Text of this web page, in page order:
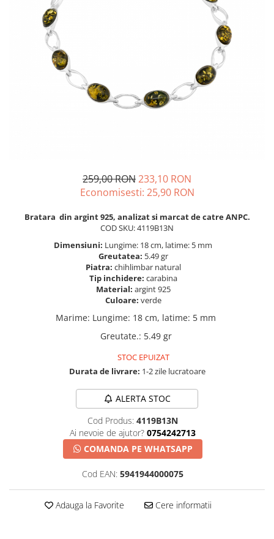
PIERCING
SETURI BIJUTERII
ACE DE CRAVATA
BRATARI PENTRU PICIOR
BRATARA TIP ROZARIU
LANTURI TIP ROZARIU
259,00 RON233,10 RON
Economisesti: 25,90 RON
Bratara din argint 925, analizat si marcat de catre ANPC.
COD SKU: 4119B13N
Dimensiuni: Lungime: 18 cm, latime: 5 mm
Greutatea: 5.49 gr
Piatra: chihlimbar natural
Tip inchidere: carabina
Material: argint 925
Culoare: verde
Marime: Lungime: 18 cm, latime: 5 mm
Greutate.: 5.49 gr
STOC EPUIZAT
Durata de livrare: 1-2 zile lucratoare
ALERTA STOC
Cod Produs: 4119B13N
Ai nevoie de ajutor? 0754242713
COMANDA PE WHATSAPP
Cod EAN: 5941944000075
Adauga la Favorite Cere informatii